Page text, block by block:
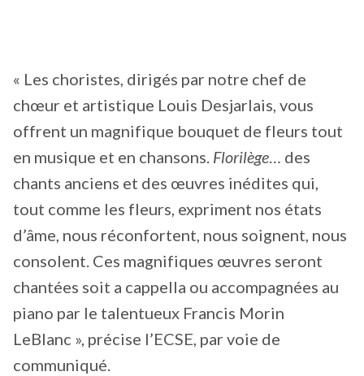
« Les choristes, dirigés par notre chef de
chœur et artistique Louis Desjarlais, vous
offrent un magnifique bouquet de fleurs tout
en musique et en chansons. Florilège … des
chants anciens et des œuvres inédites qui,
tout comme les fleurs, expriment nos états
d’âme, nous réconfortent, nous soignent, nous
consolent. Ces magnifiques œuvres seront
chantées soit a cappella ou accompagnées au
piano par le talentueux Francis Morin
LeBlanc », précise l’ECSE, par voie de
communiqué.